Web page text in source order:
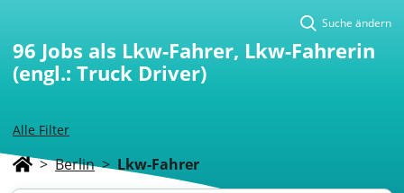
Alle Filter
Suche ändern
96 Jobs als Lkw-Fahrer, Lkw-Fahrerin
(engl.: Truck Driver)
> Berlin > Lkw-Fahrer